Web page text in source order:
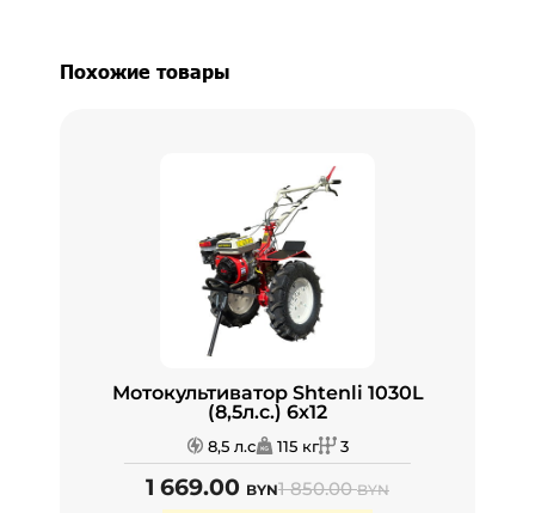
Похожие товары
Мотокультиватор Shtenli 1030L
(8,5л.с.) 6х12
8,5 л.с 115 кг 3
1 669.00 BYN1 850.00BYN